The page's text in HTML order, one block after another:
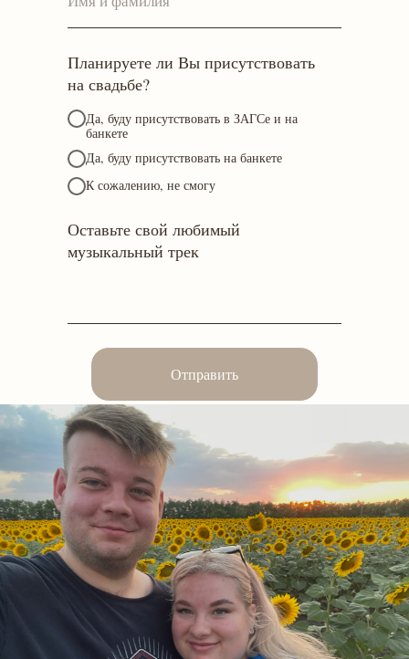
Планируете ли Вы присутствовать
на свадьбе?
Да, буду присутствовать в ЗАГСе и на
банкете
Да, буду присутствовать на банкете
К сожалению, не смогу
Оставьте свой любимый
музыкальный трек
Отправить